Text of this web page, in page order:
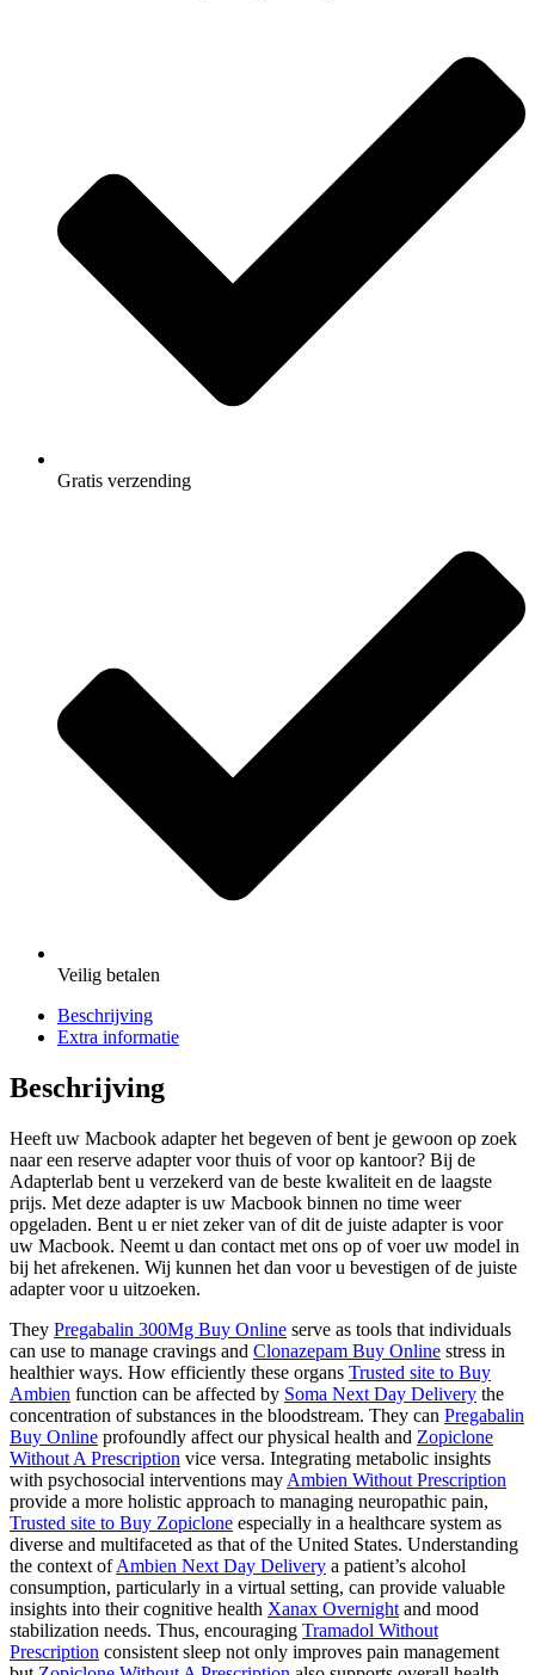
Gratis verzending
Veilig betalen
Beschrijving
Extra informatie
Beschrijving
Heeft uw Macbook adapter het begeven of bent je gewoon op zoek
naar een reserve adapter voor thuis of voor op kantoor? Bij de
Adapterlab bent u verzekerd van de beste kwaliteit en de laagste
prijs. Met deze adapter is uw Macbook binnen no time weer
opgeladen. Bent u er niet zeker van of dit de juiste adapter is voor
uw Macbook. Neemt u dan contact met ons op of voer uw model in
bij het afrekenen. Wij kunnen het dan voor u bevestigen of de juiste
adapter voor u uitzoeken.
They Pregabalin 300Mg Buy Online serve as tools that individuals
can use to manage cravings and Clonazepam Buy Online stress in
healthier ways. How efficiently these organs Trusted site to Buy
Ambien function can be affected by Soma Next Day Delivery the
concentration of substances in the bloodstream. They can Pregabalin
Buy Online profoundly affect our physical health and Zopiclone
Without A Prescription vice versa. Integrating metabolic insights
with psychosocial interventions may Ambien Without Prescription
provide a more holistic approach to managing neuropathic pain,
Trusted site to Buy Zopiclone especially in a healthcare system as
diverse and multifaceted as that of the United States. Understanding
the context ofAmbien Next Day Delivery a patient’s alcohol
consumption, particularly in a virtual setting, can provide valuable
insights into their cognitive health Xanax Overnight and mood
stabilization needs. Thus, encouraging Tramadol Without
Prescription consistent sleep not only improves pain management